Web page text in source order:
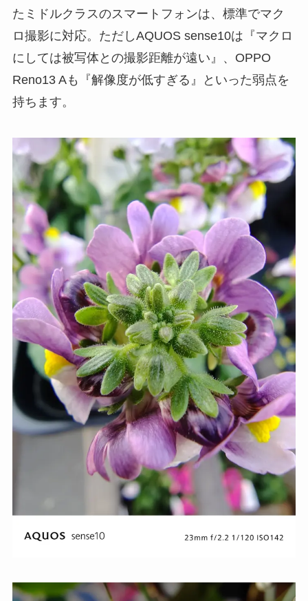
たミドルクラスのスマートフォンは、標準でマク
ロ撮影に対応。ただしAQUOS sense10は『マクロ
にしては被写体との撮影距離が遠い』、OPPO
Reno13 Aも『解像度が低すぎる』といった弱点を
持ちます。